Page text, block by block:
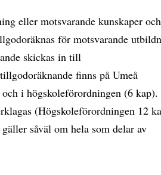
eller motsvarande kunskaper och
för motsvarande
skickas in till
finns på Umeå
i högskoleförordningen (6
(Högskoleförordningen 12
såväl om hela som delar av